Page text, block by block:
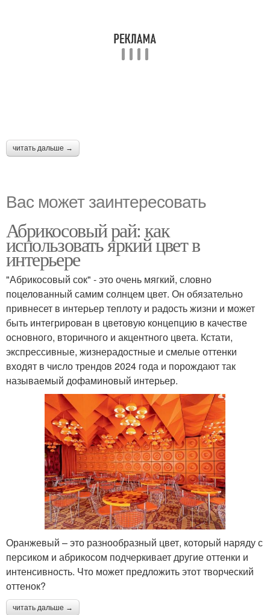
читать дальше →
Вас может заинтересовать
Абрикосовый рай: как
использовать яркий цвет в
интерьере
"Абрикосовый сок" - это очень мягкий, словно
поцелованный самим солнцем цвет. Он обязательно
привнесет в интерьер теплоту и радость жизни и может
быть интегрирован в цветовую концепцию в качестве
основного, вторичного и акцентного цвета. Кстати,
экспрессивные, жизнерадостные и смелые оттенки
входят в число трендов 2024 года и порождают так
называемый дофаминовый интерьер.
Оранжевый – это разнообразный цвет, который наряду с
персиком и абрикосом подчеркивает другие оттенки и
интенсивность. Что может предложить этот творческий
оттенок?
читать дальше →